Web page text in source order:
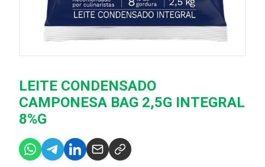
LEITE CONDENSADO
CAMPONESA BAG 2,5G INTEGRAL
8%G